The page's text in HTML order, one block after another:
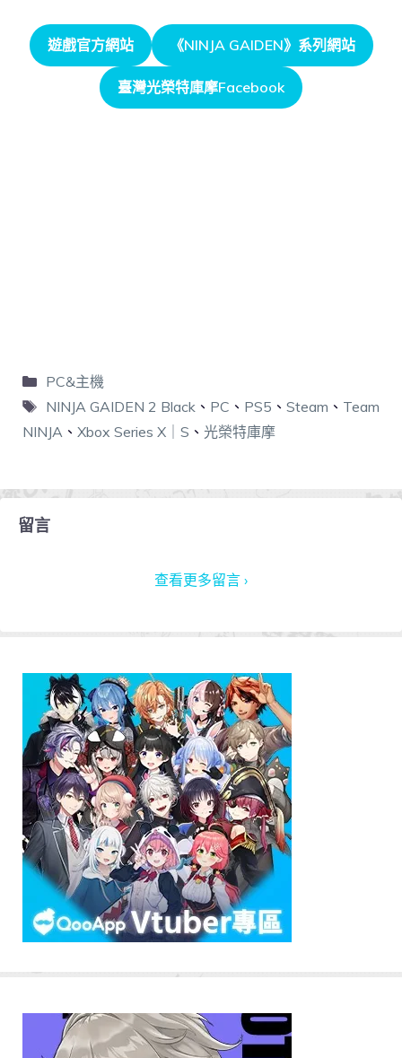
遊戲官方網站 《NINJA GAIDEN》系列網站
臺灣光榮特庫摩Facebook
PC&主機
NINJA GAIDEN 2 Black 、 PC 、 PS5 、 Steam 、 Team
NINJA 、 Xbox Series X｜S 、 光榮特庫摩
留言
查看更多留言 ›